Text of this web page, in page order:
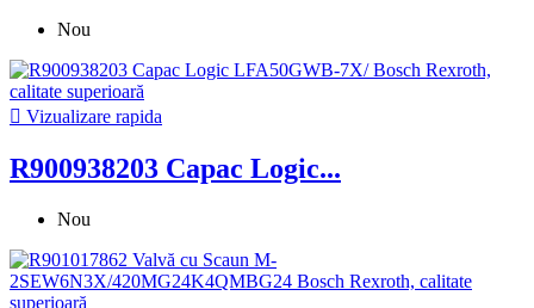
Nou
 Vizualizare rapida
R900938203 Capac Logic...
Nou